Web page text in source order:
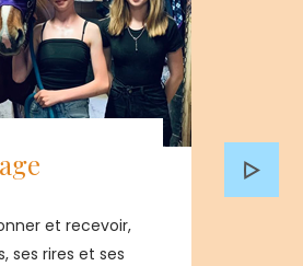
et recevoir,
ses rires et ses